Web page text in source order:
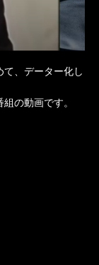
、データー化し
の動画です。